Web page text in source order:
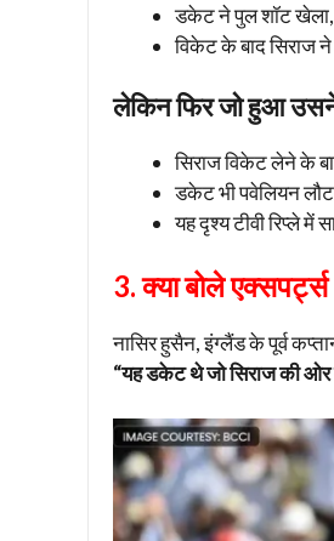
डकेट ने पुल शॉट खेला,
विकेट के बाद
लेकिन फिर जो हुआ उसने
सिराज विकेट लेने के
डकेट भी पवेलियन
यह दृश्य टीवी रिप्ले
3. क्या बोले
नासिर हुसैन, इंग्लैंड के पूर्व
“यह डकेट थे जो सिराज की